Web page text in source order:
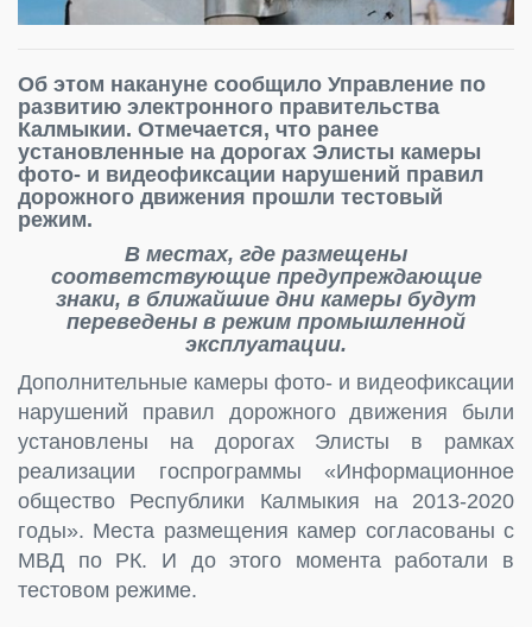
Об этом накануне сообщило Управление по
развитию электронного правительства
Калмыкии. Отмечается, что ранее
установленные на дорогах Элисты камеры
фото- и видеофиксации нарушений правил
дорожного движения прошли тестовый
режим.
В местах, где размещены
соответствующие предупреждающие
знаки, в ближайшие дни камеры будут
переведены в режим промышленной
эксплуатации.
Дополнительные камеры фото- и видеофиксации
нарушений правил дорожного движения были
установлены на дорогах Элисты в рамках
реализации госпрограммы «Информационное
общество Республики Калмыкия на 2013-2020
годы». Места размещения камер согласованы с
МВД по РК. И до этого момента работали в
тестовом режиме.